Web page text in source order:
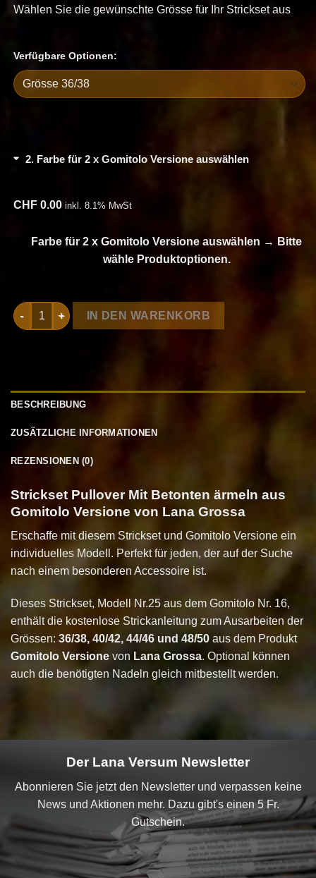
Wählen Sie die gewünschte Grösse für Ihr Strickset aus
Verfügbare Optionen:
2 Farbe für 2 x Gomitolo Versione auswählen
CHF 0.00 inkl. 8.1% MwSt
Farbe für 2 x Gomitolo Versione auswählen → Bitte
wähle Produktoptionen.
Strickset Pullover Mit Betonten ärmeln aus Gomitolo Versione
IN DEN WARENKORB
BESCHREIBUNG
ZUSÄTZLICHE INFORMATIONEN
REZENSIONEN (0)
Strickset Pullover Mit Betonten ärmeln aus
Gomitolo Versione von Lana Grossa
Erschaffe mit diesem Strickset und Gomitolo Versione ein
individuelles Modell. Perfekt für jeden, der auf der Suche
nach einem besonderen Accessoire ist.
Dieses Strickset, Modell Nr.25 aus dem Gomitolo Nr. 16,
enthält die kostenlose Strickanleitung zum Ausarbeiten der
Grössen: 36/38, 40/42, 44/46 und 48/50 aus dem Produkt
Gomitolo Versione von Lana Grossa. Optional können
auch die benötigten Nadeln gleich mitbestellt werden.
Der Lana Versum Newsletter
Abonnieren Sie jetzt den Newsletter und verpassen keine
News und Aktionen mehr. Dazu gibt's einen 5 Fr.
Gutschein.